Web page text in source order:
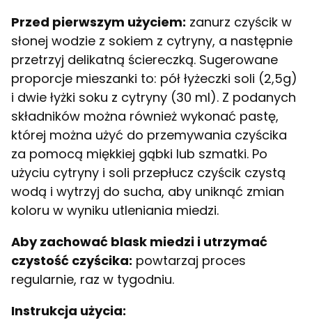
Przed pierwszym użyciem: zanurz czyścik w
słonej wodzie z sokiem z cytryny, a następnie
przetrzyj delikatną ściereczką. Sugerowane
proporcje mieszanki to: pół łyżeczki soli (2,5g)
i dwie łyżki soku z cytryny (30 ml). Z podanych
składników można również wykonać pastę,
której można użyć do przemywania czyścika
za pomocą miękkiej gąbki lub szmatki. Po
użyciu cytryny i soli przepłucz czyścik czystą
wodą i wytrzyj do sucha, aby uniknąć zmian
koloru w wyniku utleniania miedzi.
Aby zachować blask miedzi i utrzymać
czystość czyścika: powtarzaj proces
regularnie, raz w tygodniu.
Instrukcja użycia: